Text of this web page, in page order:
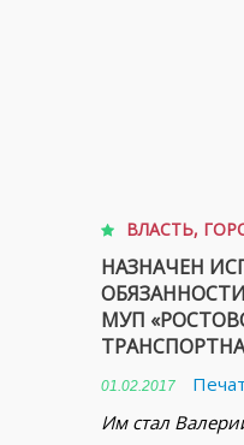
ВЛАСТЬ,
НАЗНАЧЕН
МУП
01.02.2017
Им стал